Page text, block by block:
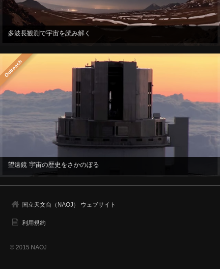
多波長観測で宇宙を読み解く
望遠鏡 宇宙の歴史をさかのぼる
国立天文台（NAOJ） ウェブサイト
利用規約
© 2015 NAOJ